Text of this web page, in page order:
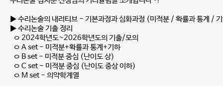
▶ 수리논술의 내러티브 - 기본과정과 심화과정 (미적분 / 확률과 통계 /
▶ 수리논술 기출 정리
ㅇ 2024학년도~2026학년도의 기출/모의
ㅇ A set - 미적분+확률과 통계+기하
ㅇ B set - 미적분 중심 (난이도 상)
ㅇ C set - 미적분 중심 (난이도 중상 이하)
ㅇ M set - 의약학계열